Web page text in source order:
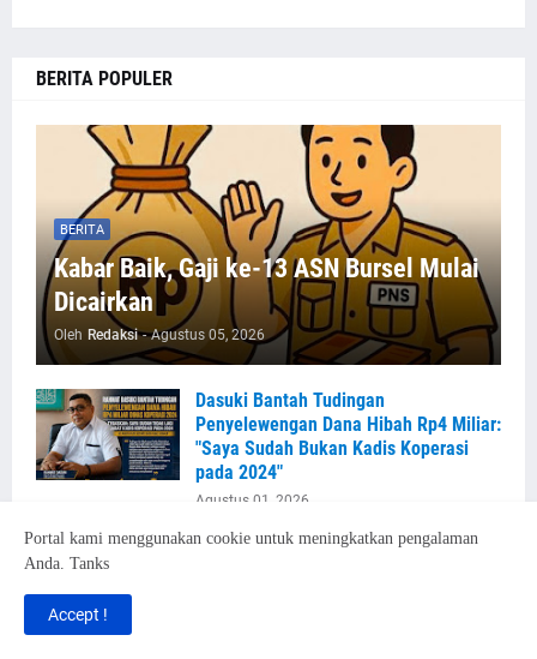
BERITA POPULER
BERITA
Kabar Baik, Gaji ke-13 ASN Bursel Mulai
Dicairkan
Oleh Redaksi - Agustus 05, 2026
Dasuki Bantah Tudingan
Penyelewengan Dana Hibah Rp4 Miliar:
"Saya Sudah Bukan Kadis Koperasi
pada 2024"
Agustus 01, 2026
Pemprov Maluku Dan Pemkab Bursel
Portal kami menggunakan cookie untuk meningkatkan pengalaman
Anda. Tanks
Accept !